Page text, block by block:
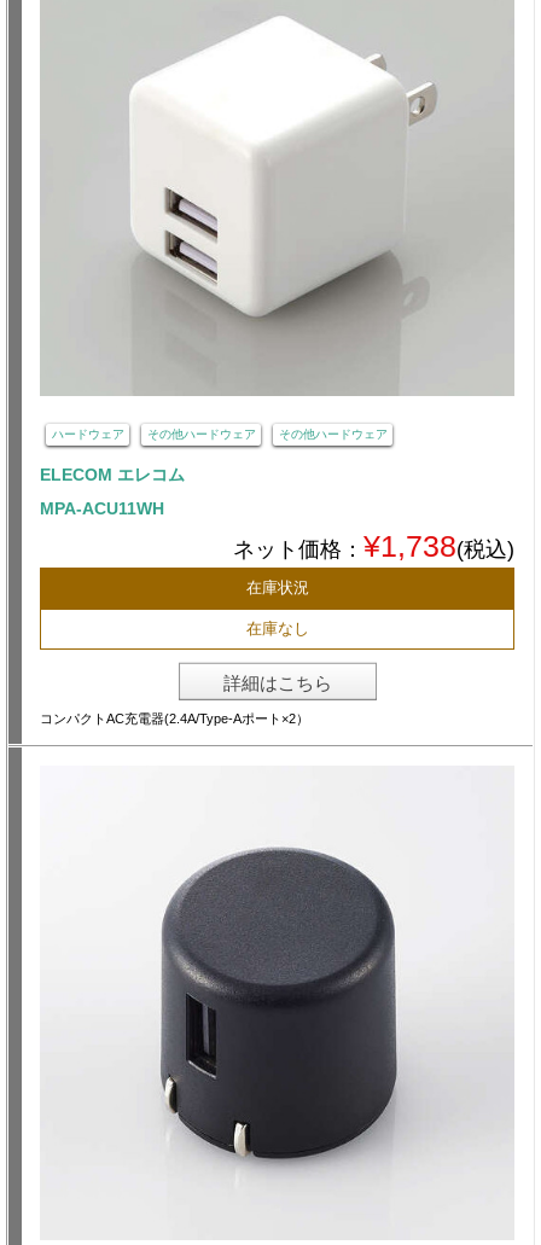
ハードウェア その他ハードウェア その他ハードウェア
ELECOM エレコム
MPA-ACU11WH
ネット価格： ¥1,738(税込)
在庫状況
在庫なし
詳細はこちら
コンパクトAC充電器(2.4A/Type-Aポート×2）